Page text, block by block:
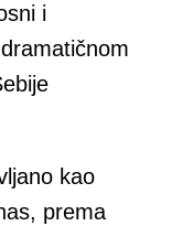
i
kao
prema